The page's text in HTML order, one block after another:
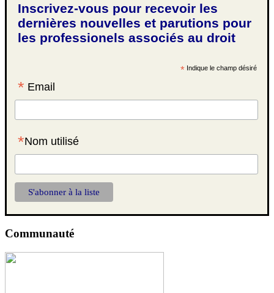
Inscrivez-vous pour recevoir les
dernières nouvelles et parutions pour
les professionels associés au droit
* Indique le champ désiré
* Email
*Nom utilisé
Communauté